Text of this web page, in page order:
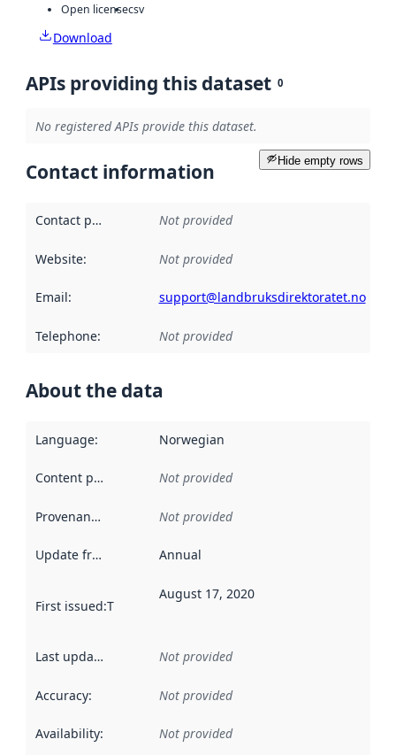
Open licensecsv
Download
APIs providing this dataset 0
No registered APIs provide this dataset.
Hide empty rows
Contact information
Contact point Not provided
Website: Not provided
Email: support@landbruksdirektoratet.no
Telephone: Not provided
About the data
Language: Norwegian
Content providers Not provided
Provenance Not provided
Update frequency Annual
First issued:This date indicates when the data in this
August 17, 2020
Last updated Not provided
Accuracy: Not provided
Availability: Not provided